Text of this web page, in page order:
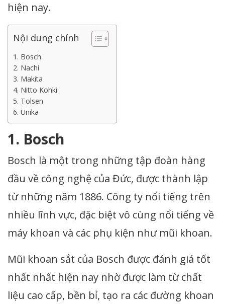
hiện nay.
Nội dung chính
1. Bosch
2. Nachi
3. Makita
4. Nitto Kohki
5. Tolsen
6. Unika
1. Bosch
Bosch là một trong những tập đoàn hàng
đầu về công nghệ của Đức, được thành lập
từ những năm 1886. Công ty nổi tiếng trên
nhiều lĩnh vực, đặc biệt vô cùng nổi tiếng về
máy khoan và các phụ kiện như mũi khoan.
Mũi khoan sắt của Bosch được đánh giá tốt
nhất nhất hiện nay nhờ được làm từ chất
liệu cao cấp, bền bỉ, tạo ra các đường khoan